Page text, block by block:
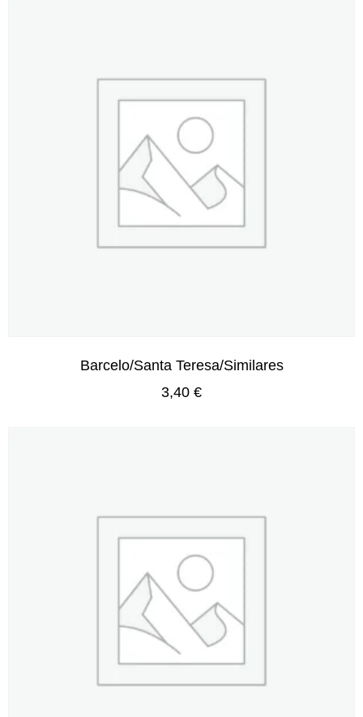
Barcelo/Santa Teresa/Similares
3,40 €